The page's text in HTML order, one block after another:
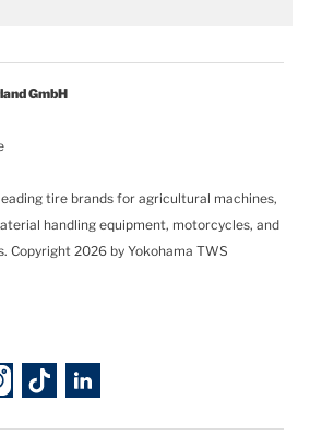
GmbH
tire brands for agricultural machines,
handling equipment, motorcycles, and
Copyright 2026 by Yokohama TWS